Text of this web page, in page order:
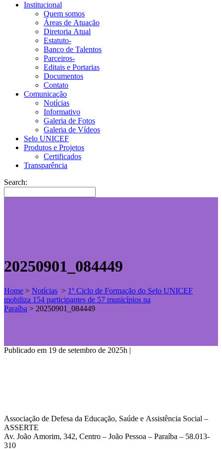
Institucional
Quem somos
Áreas de Atuação
Diretoria Atual
Estatuto-
Banco de Talentos
Parceiros-
Editais e Portarias
Documentos
Contato
Comunicação
Notícias
Informativo
Galeria de Fotos
Galeria de Vídeos
Selo UNICEF
Produtos e Projetos
Certificados
Transparência
Search:
20250901_084449
Home > Notícias > 1º Ciclo de Formação do Selo UNICEF
mobiliza 154 participantes de 57 municípios na
Paraíba > 20250901_084449
Publicado em 19 de setembro de 2025h |
Associação de Defesa da Educação, Saúde e Assistência Social –
ASSERTE
Av. João Amorim, 342, Centro – João Pessoa – Paraíba – 58.013-
310